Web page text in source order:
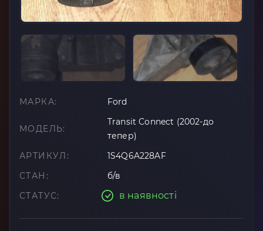
МАРКА: Ford
МОДЕЛЬ:
Transit Connect (2002-до
тепер)
АРТИКУЛ:
1S4Q6A228AF
СТАН:
б/в
СТАТУС:
в наявності